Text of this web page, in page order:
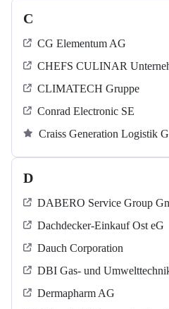
C
CG Elementum AG
CHEFS CULINAR
CLIMATECH Gruppe
Conrad Electronic SE
Craiss Generation Logistik
D
DABERO Service Group
Dachdecker-Einkauf Ost eG
Dauch Corporation
DBI Gas- und
Dermapharm AG